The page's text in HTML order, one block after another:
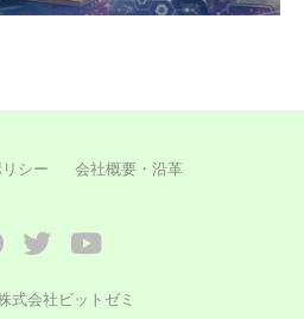
シー 会社概要・沿革
FacebookTwitterYouTube
式会社ビットゼミ